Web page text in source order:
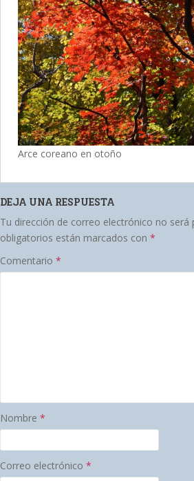
Arce coreano en otoño
DEJA UNA RESPUESTA
Tu dirección de correo electrónico no será
obligatorios están marcados con *
Comentario *
Nombre *
Correo electrónico *